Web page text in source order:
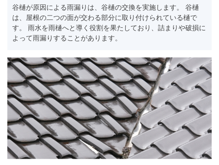
谷樋が原因による雨漏りは、谷樋の交換を実施します。 谷樋
は、屋根の二つの面が交わる部分に取り付けられている樋で
す。 雨水を雨樋へと導く役割を果たしており、詰まりや破損に
よって雨漏りすることがあります。